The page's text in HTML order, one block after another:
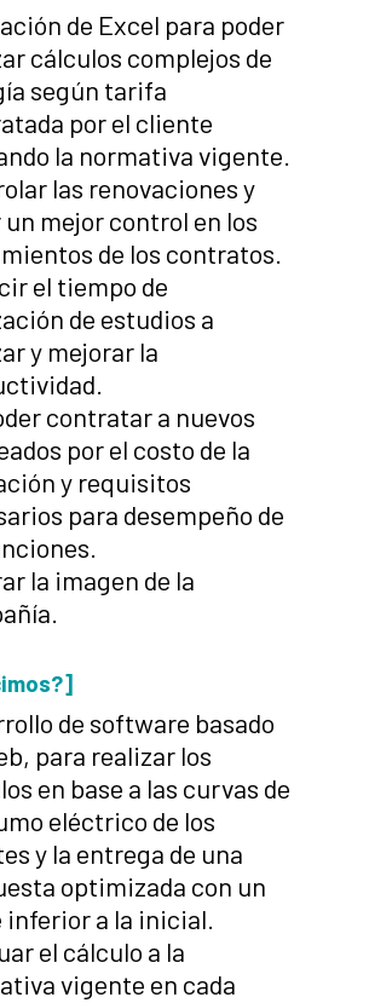
de Excel para poder
cálculos complejos de
según tarifa
por el cliente
la normativa vigente.
las renovaciones y
mejor control en los
de los contratos.
el tiempo de
de estudios a
y mejorar la
contratar a nuevos
por el costo de la
y requisitos
para desempeño de
la imagen de la
de software basado
para realizar los
en base a las curvas de
eléctrico de los
y la entrega de una
optimizada con un
inferior a la inicial.
el cálculo a la
vigente en cada